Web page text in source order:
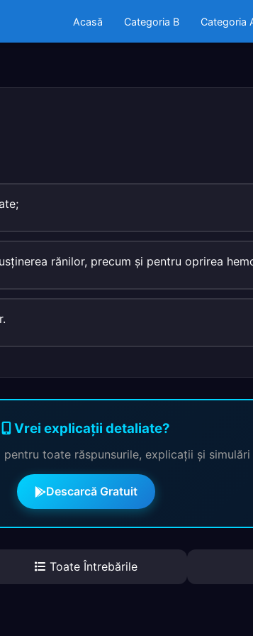
Acasă Categoria B Categoria
rănilor, precum şi pentru oprirea
Vrei explicații detaliate?
toate răspunsurile, explicații și simulări
Descarcă Gratuit
Toate Întrebările